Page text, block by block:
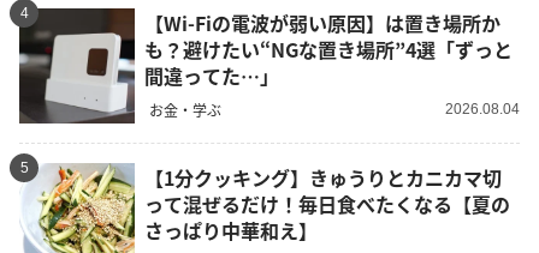
4
【Wi-Fiの電波が弱い原因】は置き場所か
も？避けたい“NGな置き場所”4選「ずっと
間違ってた…」
お金・学ぶ 2026.08.04
5
【1分クッキング】きゅうりとカニカマ切
って混ぜるだけ！毎日食べたくなる【夏の
さっぱり中華和え】